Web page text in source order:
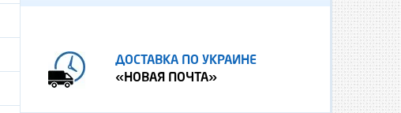
ДОСТАВКА ПО УКРАИНЕ
«НОВАЯ ПОЧТА»